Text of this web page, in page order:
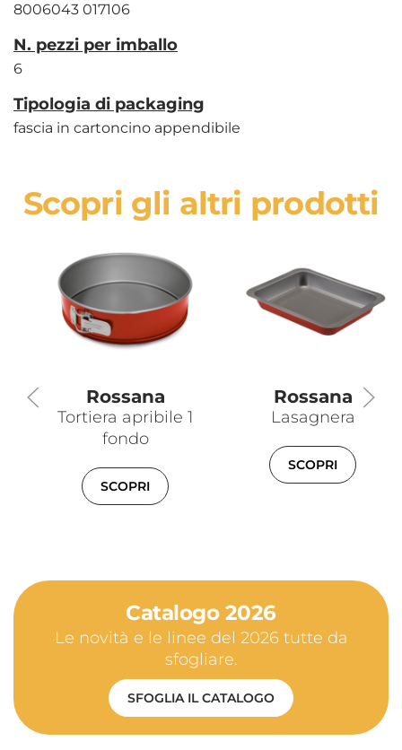
8006043 017106
N. pezzi per imballo
6
Tipologia di packaging
fascia in cartoncino appendibile
Scopri gli altri prodotti
Rossana
Tortiera apribile 1
fondo
SCOPRI
Rossana
Lasagnera
SCOPRI
Catalogo 2026
Le novità e le linee del 2026 tutte da
sfogliare.
SFOGLIA IL CATALOGO